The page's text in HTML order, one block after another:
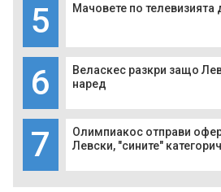
5 Мачовете по телевизията
6
Веласкес разкри защо
наред
7
Олимпиакос отправи
Левски, "сините"